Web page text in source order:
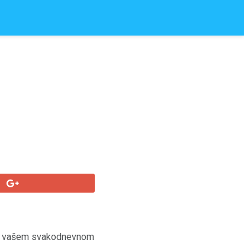
svakodnevnom